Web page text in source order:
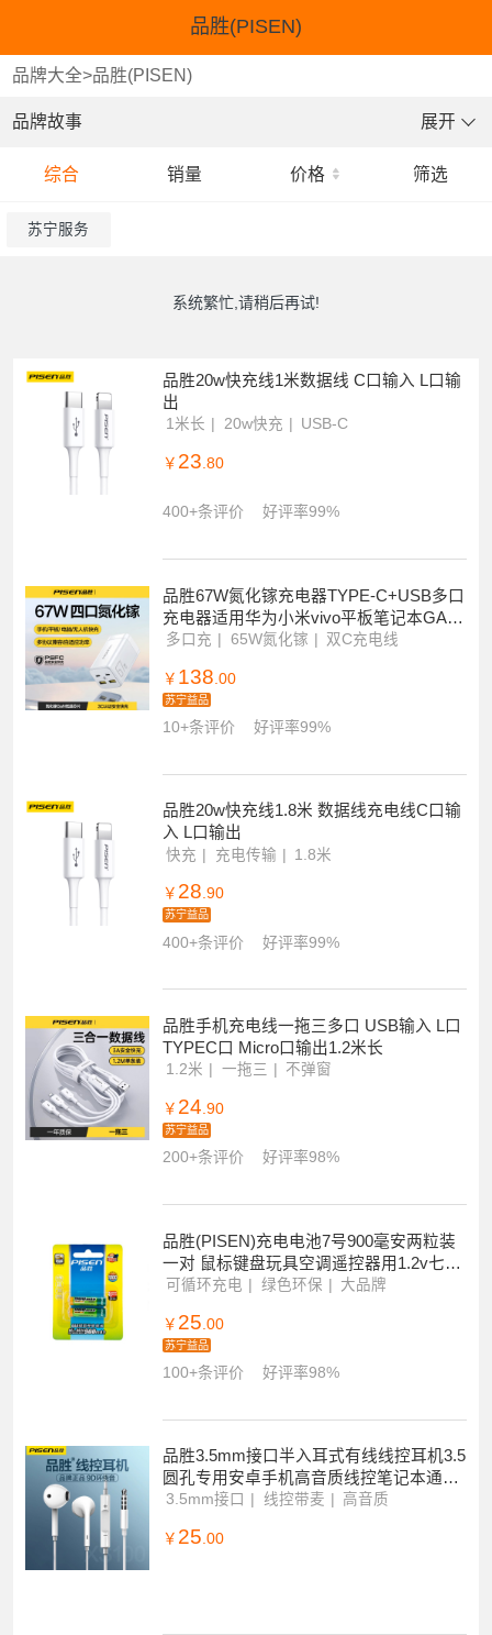
品胜(PISEN)
品牌大全>品胜(PISEN)
品牌故事 展开
综合 销量 价格 筛选
苏宁服务
系统繁忙,请稍后再试!
品胜20w快充线1米数据线 C口输入 L口输
出
1米长 20w快充 USB-C
￥ 23.80
400+条评价 好评率99%
品胜67W氮化镓充电器TYPE-C+USB多口
充电器适用华为小米vivo平板笔记本GAN
电脑双C口数据线套装
多口充 65W氮化镓 双C充电线
￥ 138 .00
苏宁益品
10+条评价 好评率99%
品胜20w快充线1.8米 数据线充电线C口输
入 L口输出
快充 充电传输 1.8米
￥ 28.90
苏宁益品
400+条评价 好评率99%
品胜手机充电线一拖三多口 USB输入 L口
TYPEC口 Micro口输出1.2米长
1.2米 一拖三 不弹窗
￥ 24.90
苏宁益品
200+条评价 好评率98%
品胜(PISEN)充电电池7号900毫安两粒装
一对 鼠标键盘玩具空调遥控器用1.2v七号
可充电
可循环充电 绿色环保 大品牌
￥ 25 .00
苏宁益品
100+条评价 好评率98%
品胜3.5mm接口半入耳式有线线控耳机3.5
圆孔专用安卓手机高音质线控笔记本通用
k歌带麦降噪
3.5mm接口 线控带麦 高音质
￥ 25.00